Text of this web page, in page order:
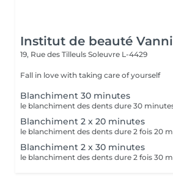
Institut de beauté Vanni
19, Rue des Tilleuls Soleuvre L-4429
Fall in love with taking care of yourself
Blanchiment 30 minutes
Blanchiment 2 x 20 minutes
Blanchiment 2 x 30 minutes